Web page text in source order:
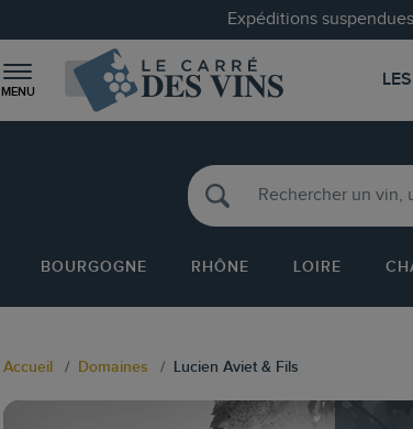
Expéditions
MENU
BOURGOGNE RHÔNE LOIRE
Accueil Domaines Lucien Aviet & Fils